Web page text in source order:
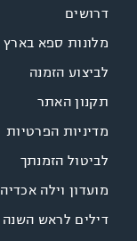
דרושים
מלונות ספא בארץ
לביצוע הזמנה
תקנון האתר
מדיניות הפרטיות
לביטול הזמנתך
מועדון וילה אכדיה
דילים לראש השנה